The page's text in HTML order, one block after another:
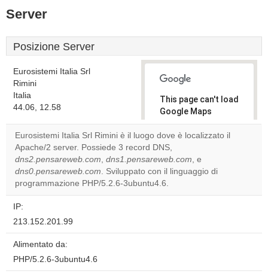
Server
Posizione Server
Eurosistemi Italia Srl
Rimini
Italia
44.06, 12.58
This page can't load
Google Maps
correctly.
Do you
own this
website?
Eurosistemi Italia Srl Rimini è il luogo dove è localizzato il
Apache/2 server. Possiede 3 record DNS,
dns2.pensareweb.com, dns1.pensareweb.com, e
dns0.pensareweb.com. Sviluppato con il linguaggio di
programmazione PHP/5.2.6-3ubuntu4.6.
IP:
213.152.201.99
Alimentato da:
PHP/5.2.6-3ubuntu4.6